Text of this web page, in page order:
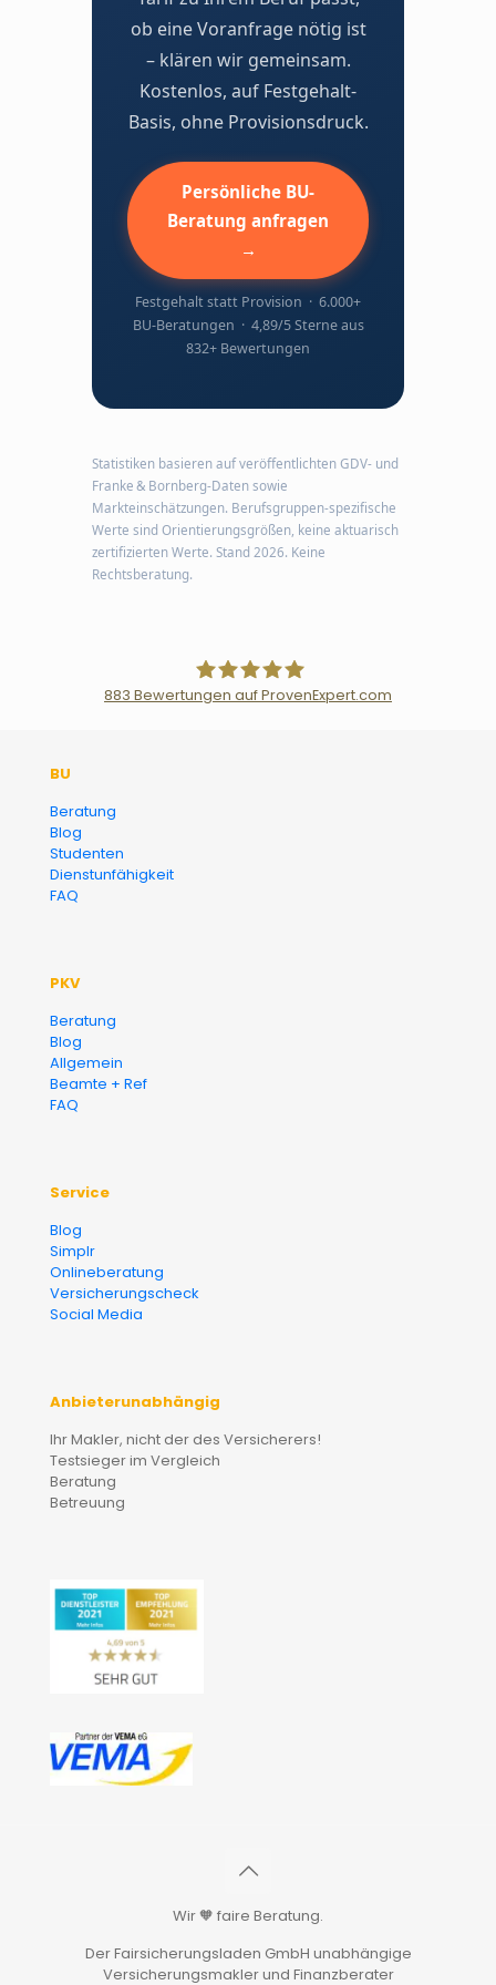
ob eine Voranfrage nötig ist
– klären wir gemeinsam.
Kostenlos, auf Festgehalt-
Basis, ohne Provisionsdruck.
Persönliche BU-
Beratung anfragen
→
Festgehalt statt Provision · 6.000+
BU-Beratungen · 4,89/5 Sterne aus
832+ Bewertungen
Statistiken basieren auf veröffentlichten GDV- und
Franke & Bornberg-Daten sowie
Markteinschätzungen. Berufsgruppen-spezifische
Werte sind Orientierungsgrößen, keine aktuarisch
zertifizierten Werte. Stand 2026. Keine
Rechtsberatung.
883 Bewertungen auf ProvenExpert.com
BU
Beratung
Blog
Studenten
Dienstunfähigkeit
FAQ
PKV
Beratung
Blog
Allgemein
Beamte + Ref
FAQ
Service
Blog
Simplr
Onlineberatung
Versicherungscheck
Social Media
Anbieterunabhängig
Ihr Makler, nicht der des Versicherers!
Testsieger im Vergleich
Beratung
Betreuung
Wir 🧡 faire Beratung.
Der Fairsicherungsladen GmbH unabhängige
Versicherungsmakler und Finanzberater